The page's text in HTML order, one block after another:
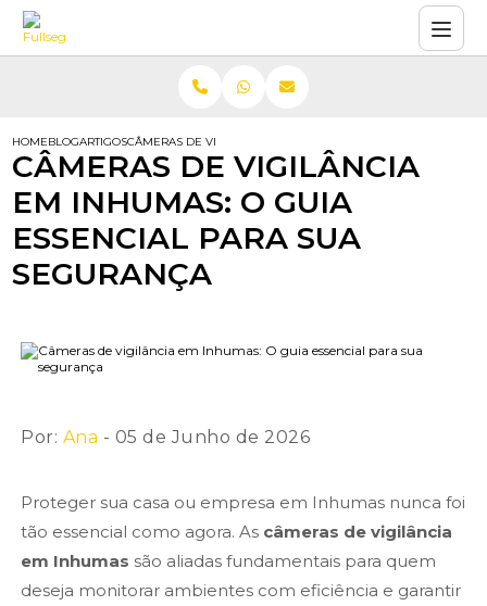
HOMEBLOGARTIGOSCÂMERAS DE VIGILÂNCIA EM INHUMAS: O GUIA ESSENCIAL
CÂMERAS DE VIGILÂNCIA
EM INHUMAS: O GUIA
ESSENCIAL PARA SUA
SEGURANÇA
Por: Ana - 05 de Junho de 2026
Proteger sua casa ou empresa em Inhumas nunca foi
tão essencial como agora. As câmeras de vigilância
em Inhumas são aliadas fundamentais para quem
deseja monitorar ambientes com eficiência e garantir